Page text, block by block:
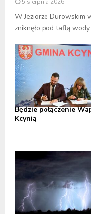
5 sierpnia 2026
W Jeziorze Durowskim
zniknęło pod taflą
Będzie połączenie
Kcynią